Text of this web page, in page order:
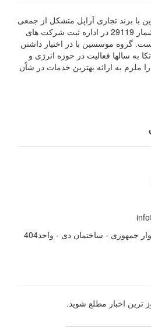
با برند تجاری آراپل متشکل از جمعی
از مهندسین پویا و خلاق به شمار 29119 در اداره ثبت شرکت های
گروه موسسین با در اختیار داشتن
به سالها فعالیت در حوزه انرژی و
ملزم به ارائه بهترین خدمات در شاًن
info
جمهوری - ساختمان دی - واحد404
ترین اخبار مطلع شوید.